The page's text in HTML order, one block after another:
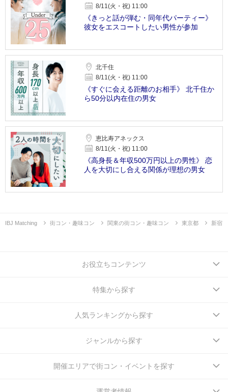
8/11(火・祝) 11:00
《きっと話が弾む・同年代パーティー》
彼女をエスコートしたい男性が参加
北千住
8/11(火・祝) 11:00
《すぐに会える距離のお相手》 北千住か
ら50分以内在住の男女
恵比寿アネックス
8/11(火・祝) 11:00
《高身長＆年収500万円以上の男性》 恋
人を大切にし合える関係が理想の男女
IBJ Matching 街コン・趣味コン 関東の街コン・趣味コン 東京都 新宿
お役立ちコンテンツ
特集から探す
人気ランキングから探す
ジャンルから探す
開催エリアで街コン・イベントを探す